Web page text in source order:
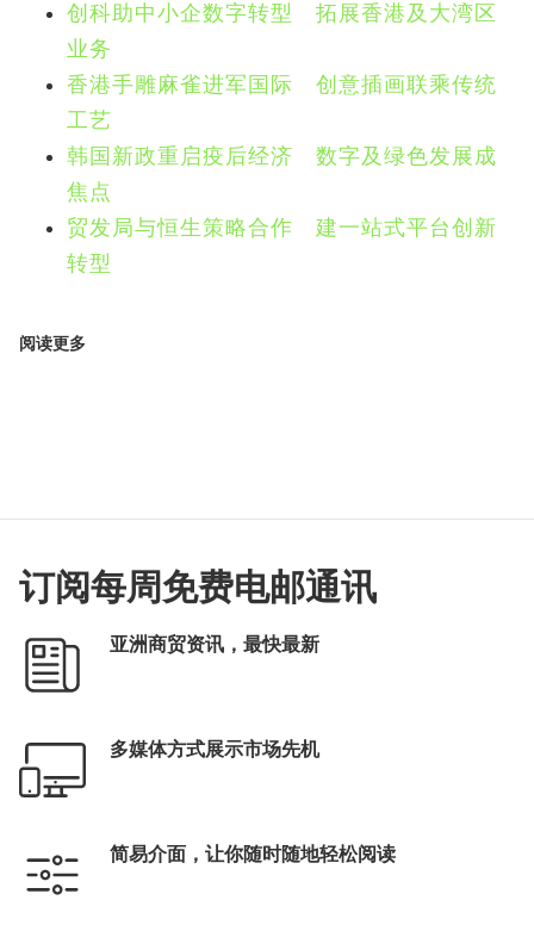
创科助中小企数字转型 拓展香港及大湾区
业务
香港手雕麻雀进军国际 创意插画联乘传统
工艺
韩国新政重启疫后经济 数字及绿色发展成
焦点
贸发局与恒生策略合作 建一站式平台创新
转型
阅读更多
订阅每周免费电邮通讯
亚洲商贸资讯，最快最新
多媒体方式展示市场先机
简易介面，让你随时随地轻松阅读